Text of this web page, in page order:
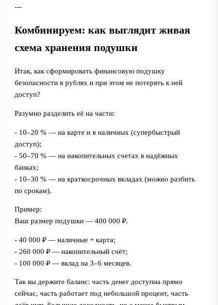
---
Комбинируем: как выглядит живая
схема хранения подушки
Итак, как сформировать финансовую подушку
безопасности в рублях и при этом не потерять к ней
доступ?
Разумно разделить её на части:
- 10–20 % — на карте и в наличных (супербыстрый
доступ);
- 50–70 % — на накопительных счетах в надёжных
банках;
- 10–30 % — на краткосрочных вкладах (можно разбить
по срокам).
Пример:
Ваш размер подушки — 400 000 ₽.
- 40 000 ₽ — наличные + карта;
- 260 000 ₽ — накопительный счёт;
- 100 000 ₽ — вклад на 3–6 месяцев.
Так вы держите баланс: часть денег доступна прямо
сейчас, часть работает под небольшой процент, часть